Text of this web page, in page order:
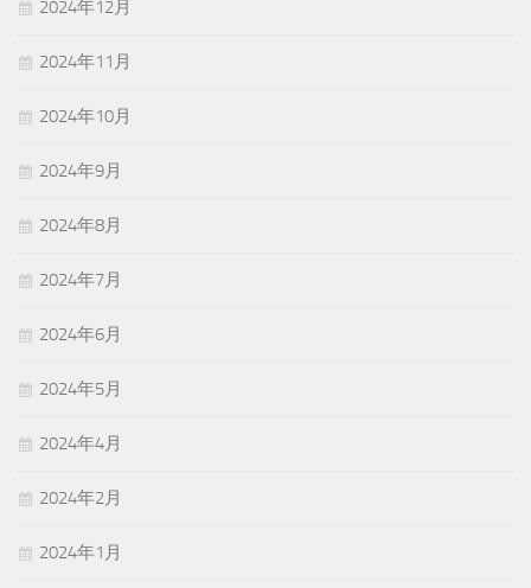
2024年12月
2024年11月
2024年10月
2024年9月
2024年8月
2024年7月
2024年6月
2024年5月
2024年4月
2024年2月
2024年1月